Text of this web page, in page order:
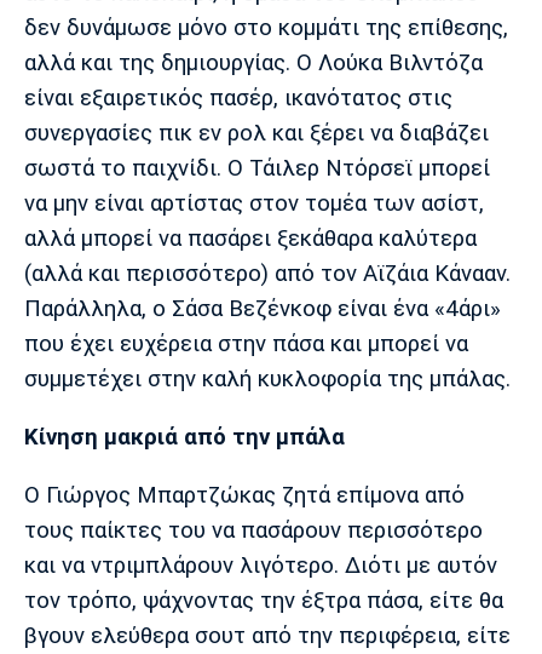
Αστέρας
Πόρτο Μπενφίκα
δεν δυνάμωσε μόνο στο κομμάτι της επίθεσης,
αλλά και της δημιουργίας. Ο Λούκα Βιλντόζα
είναι εξαιρετικός πασέρ, ικανότατος στις
συνεργασίες πικ εν ρολ και ξέρει να διαβάζει
σωστά το παιχνίδι. Ο Τάιλερ Ντόρσεϊ μπορεί
να μην είναι αρτίστας στον τομέα των ασίστ,
αλλά μπορεί να πασάρει ξεκάθαρα καλύτερα
(αλλά και περισσότερο) από τον Αϊζάια Κάνααν.
Παράλληλα, ο Σάσα Βεζένκοφ είναι ένα «4άρι»
που έχει ευχέρεια στην πάσα και μπορεί να
συμμετέχει στην καλή κυκλοφορία της μπάλας.
Κίνηση μακριά από την μπάλα
Ο Γιώργος Μπαρτζώκας ζητά επίμονα από
τους παίκτες του να πασάρουν περισσότερο
και να ντριμπλάρουν λιγότερο. Διότι με αυτόν
τον τρόπο, ψάχνοντας την έξτρα πάσα, είτε θα
βγουν ελεύθερα σουτ από την περιφέρεια, είτε